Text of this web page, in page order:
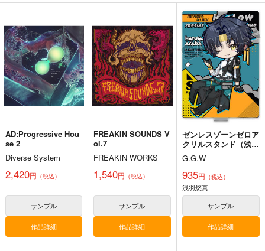
AD:Progressive Hou
se 2
Diverse System
2,420円 （税込）
サンプル
作品詳細
FREAKIN SOUNDS V
ol.7
FREAKIN WORKS
1,540円 （税込）
サンプル
作品詳細
ゼンレスゾーンゼロア
クリルスタンド（浅羽
悠真）
G.G.W
935円 （税込）
浅羽悠真
サンプル
作品詳細